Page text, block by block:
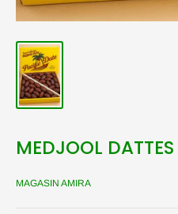
MEDJOOL DATTES
MAGASIN AMIRA